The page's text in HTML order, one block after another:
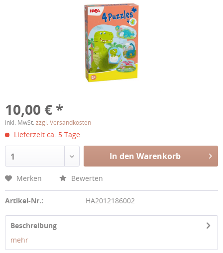
10,00 € *
inkl. MwSt. zzgl. Versandkosten
Lieferzeit ca. 5 Tage
1 In den Warenkorb
Merken Bewerten
Artikel-Nr.: HA2012186002
Beschreibung
mehr